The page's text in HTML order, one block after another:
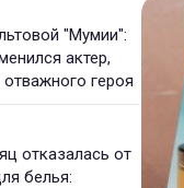
"Мумии":
актер,
героя
отказалась от
белья: